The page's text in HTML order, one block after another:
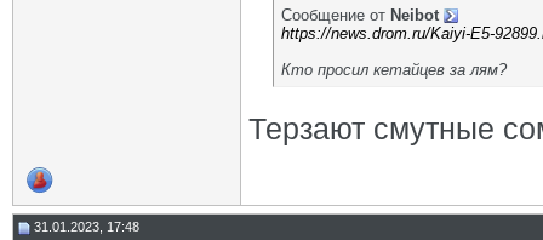
Re: Тенденция, однако. (Китай)22.03.2026,07:09
Re: Тенденция, однако. (Китай) 22.03.2026,10:39
Сообщение от Neibot
https://news.drom.ru/Kaiyi-E5-
Кто просил кетайцев за лям?
Терзают смутные
31.01.2023, 17:48